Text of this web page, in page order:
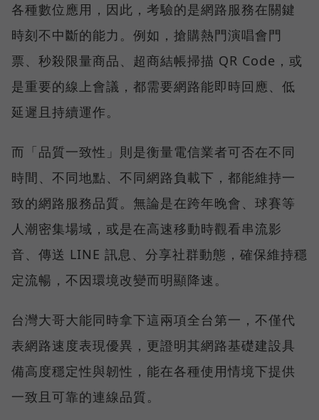
各種數位應用，因此，考驗的是網路服務在關鍵
時刻不中斷的能力。例如，搶購熱門演唱會門
票、秒殺限量商品、超商結帳掃描 QR Code，或
是重要的線上會議，都需要網路能即時回應、低
延遲且持續運作。
而「品質一致性」則是衡量電信業者可否在不同
時間、不同地點、不同網路負載下，都能維持一
致的網路服務品質。無論是在跨年晚會、球賽等
人潮密集場域，或是在高速移動時觀看串流影
音、傳送 LINE 訊息、分享社群動態，確保維持穩
定流暢，不因環境改變而明顯降速。
台灣大哥大能同時拿下這兩項全台第一，不僅代
表網路速度表現優異，更證明其網路基礎建設具
備高度穩定性與韌性，能在各種使用情境下提供
一致且可靠的連線品質。